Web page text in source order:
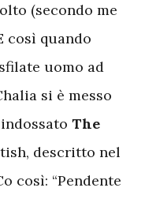
(secondo me
così quando
uomo ad
si è messo
The
descritto nel
così: “Pendente